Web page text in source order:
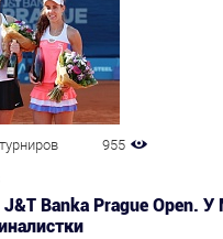
955
J&T Banka Prague Open.